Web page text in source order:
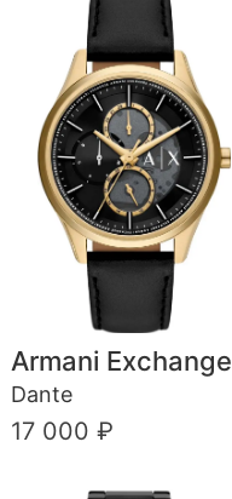
Armani Exchange
Dante
17 000 ₽